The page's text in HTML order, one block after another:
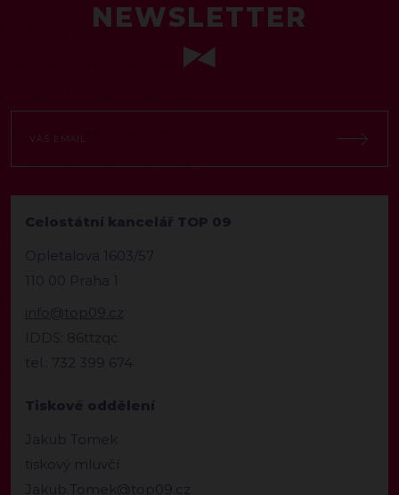
NEWSLETTER
Celostátní kancelář TOP 09
Opletalova 1603/57
110 00 Praha 1
info@top09.cz
IDDS: 86ttzqc
tel.: 732 399 674
Tiskové oddělení
Jakub Tomek
tiskový mluvčí
Jakub.Tomek@top09.cz